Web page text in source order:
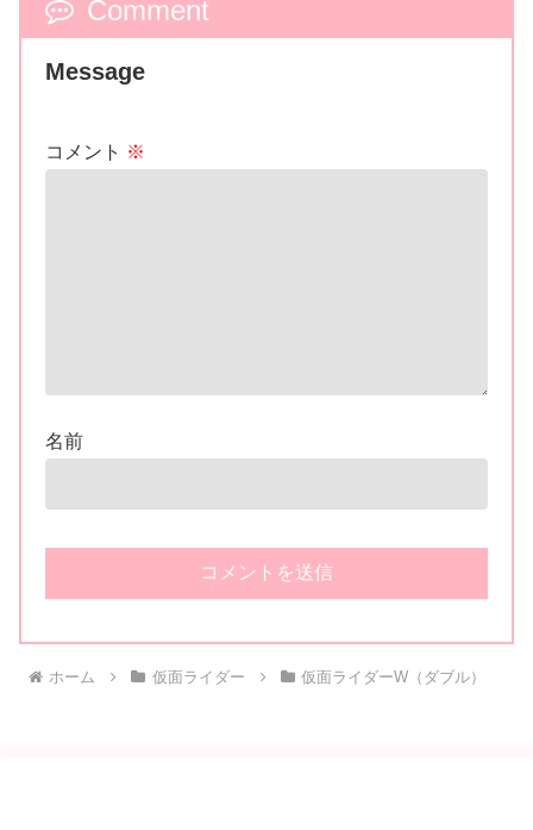
Comment
Message
コメント ※
名前
ホーム 仮面ライダー 仮面ライダーW（ダブル）